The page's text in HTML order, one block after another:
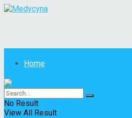
Home
Choroby
No Result
View All Result